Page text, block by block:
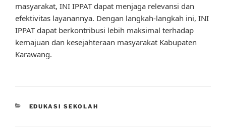
masyarakat, INI IPPAT dapat menjaga relevansi dan
efektivitas layanannya. Dengan langkah-langkah ini, INI
IPPAT dapat berkontribusi lebih maksimal terhadap
kemajuan dan kesejahteraan masyarakat Kabupaten
Karawang.
CATEGORIES
EDUKASI SEKOLAH